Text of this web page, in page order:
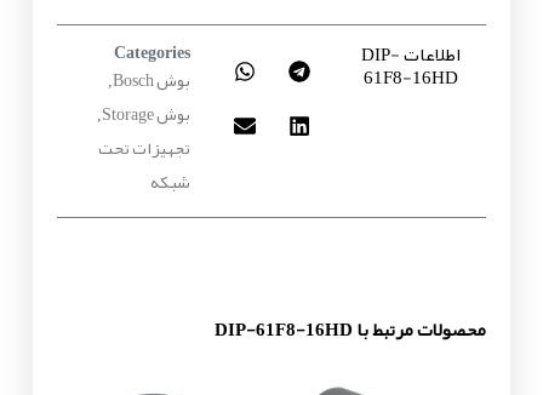
اطلاعات DIP-
61F8-16HD
Categories
بوش Bosch ,
بوش Storage ,
تجهیزات تحت
شبکه
محصولات مرتبط با DIP-61F8-16HD